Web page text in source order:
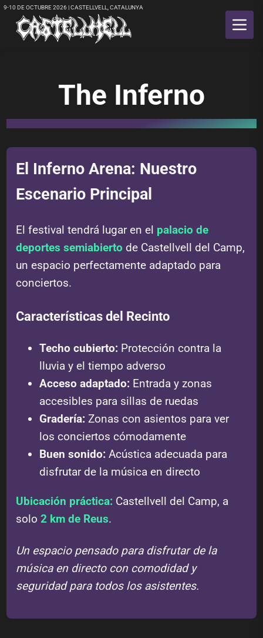
9-10 DE OCTUBRE 2026 | CASTELLVELL, CATALUNYA
The Inferno
El Inferno Arena: Nuestro
Escenario Principal
El festival tendrá lugar en el palacio de
deportes semiabierto de Castellvell del Camp,
un espacio perfectamente adaptado para
conciertos.
Características del Recinto
Techo cubierto: Protección contra la
lluvia y el tiempo adverso
Acceso adaptado: Entrada y zonas
accesibles para sillas de ruedas
Gradería: Zonas con asientos para ver
los conciertos cómodamente
Buen sonido: Acústica adecuada para
disfrutar de la música en directo
Ubicación práctica: Castellvell del Camp, a
solo2 km de Reus.
Un espacio pensado para disfrutar de la
música en directo con comodidad y
seguridad para todos los asistentes.
‹ ›